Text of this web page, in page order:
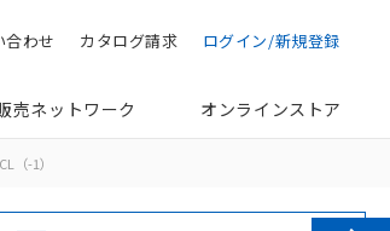
ログイン/新規登録
カタログ請求
合わせ
売ネットワーク オンラインストア
（-1）